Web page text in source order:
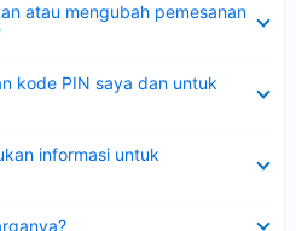
atau mengubah pemesanan
kode PIN saya dan untuk
informasi untuk